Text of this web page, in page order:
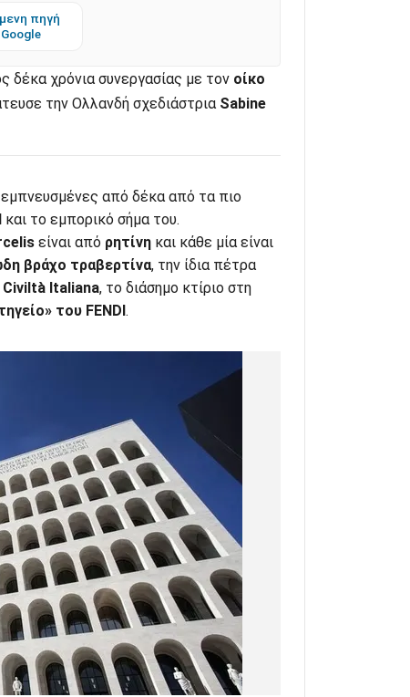
πηγή
δέκα χρόνια συνεργασίας με τον οίκο
την Ολλανδή σχεδιάστρια Sabine
από δέκα από τα πιο
και το εμπορικό σήμα του.
είναι από ρητίνηκαι κάθε μία είναι
βράχο τραβερτίνα, την ίδια πέτρα
Italiana, το διάσημο κτίριο στη
του FENDI.